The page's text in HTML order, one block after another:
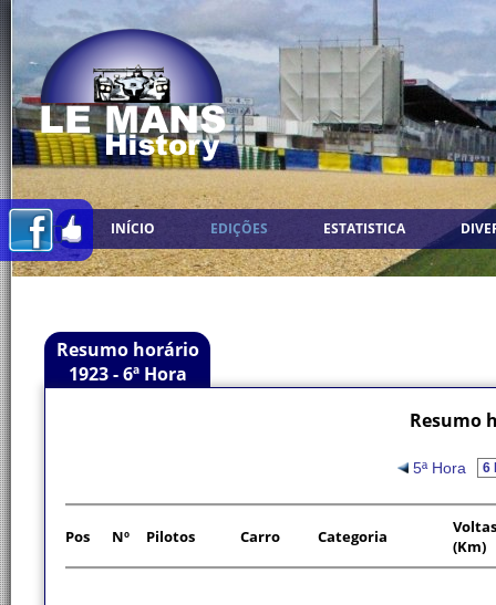
INÍCIO EDIÇÕES ESTATISTICA
Resumo horário
1923 - 6ª Hora
Resumo
5ª Hora
Pos Nº Pilotos Carro Categoria
Voltas
(Km)